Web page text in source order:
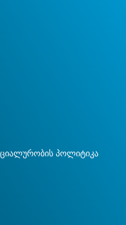
პოლიტიკა